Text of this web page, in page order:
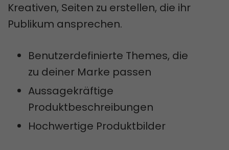
Kreativen, Seiten zu erstellen, die ihr
Publikum ansprechen.
Benutzerdefinierte Themes, die
zu deiner Marke passen
Aussagekräftige
Produktbeschreibungen
Hochwertige Produktbilder